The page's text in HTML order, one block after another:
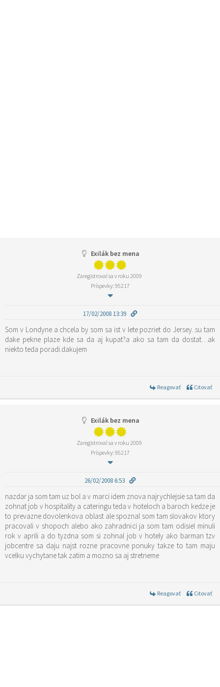
Exilák bez mena
Zaregistroval sa v roku 2009
Príspevky: 95217
17/02/2008 13:39
Som v Londyne a chcela by som sa ist v lete pozriet do Jersey..su tam
dake pekne plaze kde sa da aj kupat?a ako sa tam da dostat…ak
niekto teda poradi.dakujem
Reagovať Citovať
Exilák bez mena
Zaregistroval sa v roku 2009
Príspevky: 95217
26/02/2008 6:53
nazdar ja som tam uz bol a v marci idem znova najrychlejsie sa tam da
zohnat job v hospitality a cateringu teda v hoteloch a baroch kedze je
to prevazne dovolenkova oblast ale spoznal som tam slovakov ktory
pracovali v shopoch alebo ako zahradnici ja som tam odisiel minuli
rok v aprili a do tyzdna som si zohnal job v hotely ako barman tzv
jobcentre sa daju najst rozne pracovne ponuky takze to tam maju
vcelku vychytane tak zatim a mozno sa aj stretneme
Reagovať Citovať